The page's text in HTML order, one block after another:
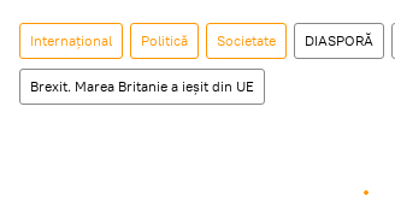
Internaţional Politică Societate DIASPORĂ
Brexit. Marea Britanie a ieșit din UE